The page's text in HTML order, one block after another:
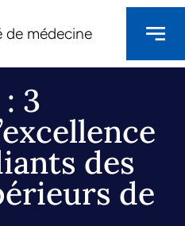
de médecine
3
des
de